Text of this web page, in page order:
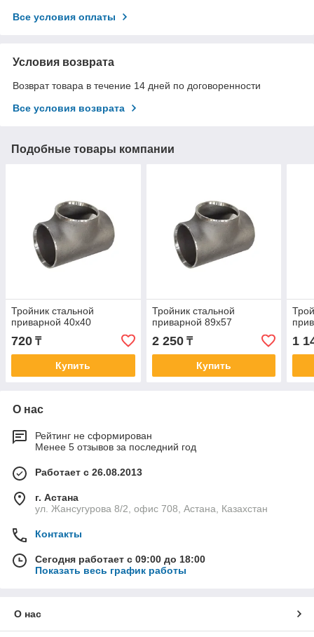
Все условия оплаты
Условия возврата
Возврат товара в течение 14 дней по договоренности
Все условия возврата
Подобные товары компании
Тройник стальной
приварной 40х40
720 ₸
Купить
Тройник стальной
приварной 89х57
2 250₸
Купить
1
О нас
Рейтинг не сформирован
Менее 5 отзывов за последний год
Работает с 26.08.2013
г. Астана
ул. Жансугурова 8/2, офис 708, Астана, Казахстан
Контакты
Сегодня работает с 09:00 до 18:00
Показать весь график работы
О нас